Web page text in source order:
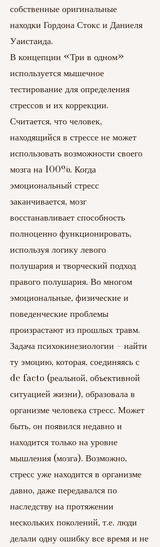
собственные оригинальные
находки Гордона Стокс и Даниеля
Уаистаида.
В концепции «Три в одном»
используется мышечное
тестирование для определения
стрессов и их коррекции.
Считается, что человек,
находящийся в стрессе не может
использовать возможности своего
мозга на 100%. Когда
эмоциональный стресс
заканчивается, мозг
восстанавливает способность
полноценно функционировать,
используя логику левого
полушария и творческий подход
правого полушария. Во многом
эмоциональные, физические и
поведенческие проблемы
произрастают из прошлых травм.
Задача психокинезиологии – найти
ту эмоцию, которая, соединяясь с
de facto (реальной, объективной
ситуацией жизни), образовала в
организме человека стресс. Может
быть, он появился недавно и
находится только на уровне
мышления (мозга). Возможно,
стресс уже находится в организме
давно, даже передавался по
наследству на протяжении
нескольких поколений, т.е. люди
делали одну ошибку все время и не